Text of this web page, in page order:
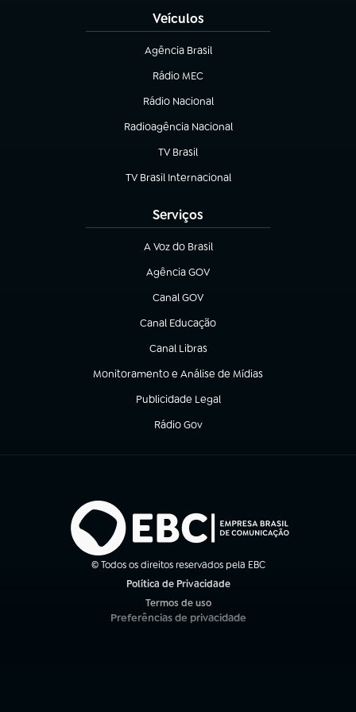
Veículos
Agência Brasil
(abre em nova aba)
Rádio MEC
(abre em nova aba)
Rádio Nacional
Radioagência Nacional
(abre em nova aba)
TV Brasil
(abre em nova aba)
TV Brasil Internacional
(abre em nova aba)
Serviços
A Voz do Brasil
(abre em nova aba)
Agência GOV
(abre em nova aba)
Canal GOV
(abre em nova aba)
Canal Educação
(abre em nova aba)
Canal Libras
(abre em nova aba)
Monitoramento e Análise de Mídias
(abre em nova aba)
Publicidade Legal
(abre em nova aba)
Rádio Gov
(abre em nova aba)
© Todos os direitos reservados pela EBC
Política de Privacidade
Termos de uso
(abre em nova aba)
Preferências de privacidade